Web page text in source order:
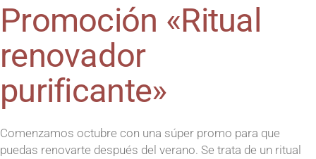
Promoción «Ritual
renovador
purificante»
Comenzamos octubre con una súper promo para que
puedas renovarte después del verano. Se trata de un ritual